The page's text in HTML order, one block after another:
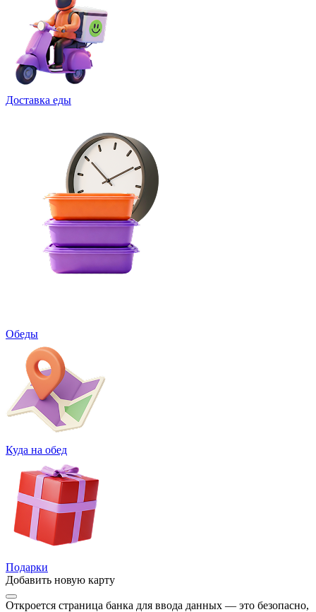
Доставка еды
Обеды
Куда на обед
Подарки
Добавить новую карту
Откроется страница банка для ввода данных — это безопасно,